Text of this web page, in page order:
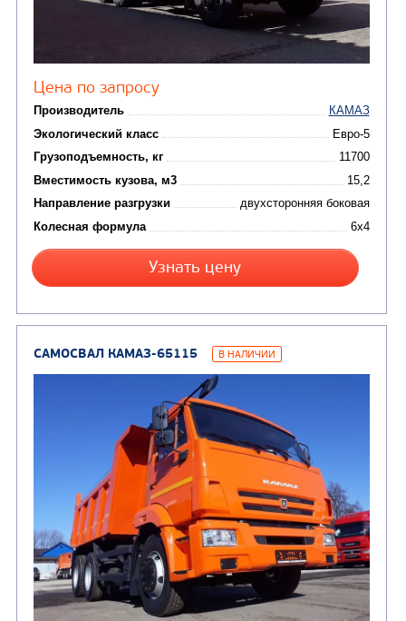
АВТОБУСЫ
АВТОЦИСТЕРНЫ
Автотопливозаправщики
CHAMELEON (г. Егорьевск)
Молоковозы, водовозы(7)
КОММУНАЛЬНАЯ
ТЕХНИКА
Комбинированные
Вакуумные машины
Илососные машины
Комбинированные
Мусоровозы(24)
САМОСВАЛ КАМАЗ-45143